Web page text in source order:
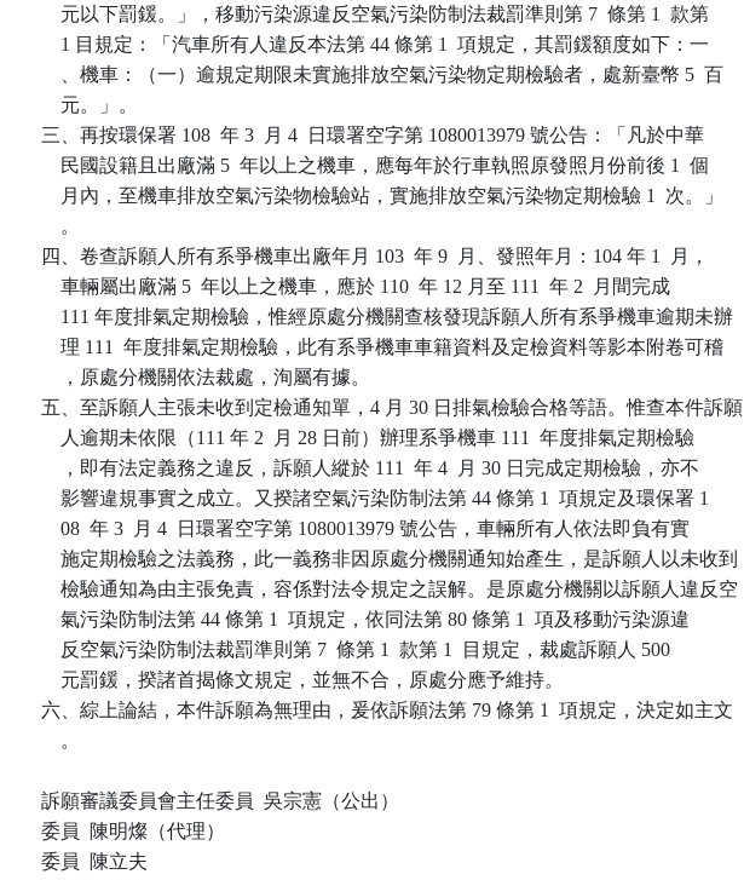
    元以下罰鍰。」，移動污染源違反空氣污染防制法裁罰準則第 7  條第 1  款第
    1 目規定：「汽車所有人違反本法第 44 條第 1  項規定，其罰鍰額度如下：一
    、機車：（一）逾規定期限未實施排放空氣污染物定期檢驗者，處新臺幣 5  百
    元。」。
三、再按環保署 108  年 3  月 4  日環署空字第 1080013979 號公告：「凡於中華
    民國設籍且出廠滿 5  年以上之機車，應每年於行車執照原發照月份前後 1  個
    月內，至機車排放空氣污染物檢驗站，實施排放空氣污染物定期檢驗 1  次。」
    。
四、卷查訴願人所有系爭機車出廠年月 103  年 9  月、發照年月：104 年 1  月，
    車輛屬出廠滿 5  年以上之機車，應於 110  年 12 月至 111  年 2  月間完成
    111 年度排氣定期檢驗，惟經原處分機關查核發現訴願人所有系爭機車逾期未辦
    理 111  年度排氣定期檢驗，此有系爭機車車籍資料及定檢資料等影本附卷可稽
    ，原處分機關依法裁處，洵屬有據。
五、至訴願人主張未收到定檢通知單，4 月 30 日排氣檢驗合格等語。惟查本件訴願
    人逾期未依限（111 年 2  月 28 日前）辦理系爭機車 111  年度排氣定期檢驗
    ，即有法定義務之違反，訴願人縱於 111  年 4  月 30 日完成定期檢驗，亦不
    影響違規事實之成立。又揆諸空氣污染防制法第 44 條第 1  項規定及環保署 1
    08  年 3  月 4  日環署空字第 1080013979 號公告，車輛所有人依法即負有實
    施定期檢驗之法義務，此一義務非因原處分機關通知始產生，是訴願人以未收到
    檢驗通知為由主張免責，容係對法令規定之誤解。是原處分機關以訴願人違反空
    氣污染防制法第 44 條第 1  項規定，依同法第 80 條第 1  項及移動污染源違
    反空氣污染防制法裁罰準則第 7  條第 1  款第 1  目規定，裁處訴願人 500
    元罰鍰，揆諸首揭條文規定，並無不合，原處分應予維持。
六、綜上論結，本件訴願為無理由，爰依訴願法第 79 條第 1  項規定，決定如主文
    。
訴願審議委員會主任委員  吳宗憲（公出）
委員  陳明燦（代理）
委員  陳立夫